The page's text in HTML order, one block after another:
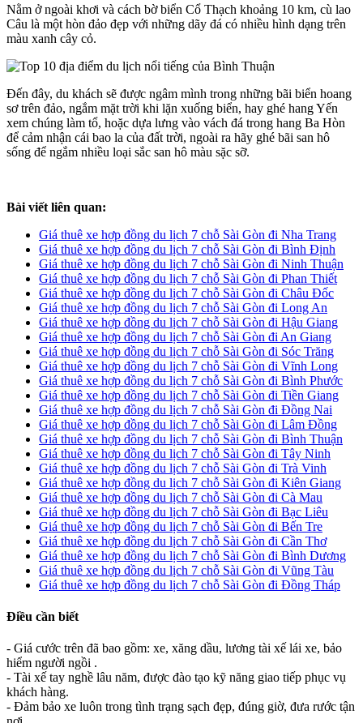
Nằm ở ngoài khơi và cách bờ biển Cổ Thạch khoảng 10 km, cù lao
Câu là một hòn đảo đẹp với những dãy đá có nhiều hình dạng trên
màu xanh cây cỏ.
Đến đây, du khách sẽ được ngâm mình trong những bãi biển hoang
sơ trên đảo, ngắm mặt trời khi lặn xuống biển, hay ghé hang Yến
xem chúng làm tổ, hoặc dựa lưng vào vách đá trong hang Ba Hòn
để cảm nhận cái bao la của đất trời, ngoài ra hãy ghé bãi san hô
sống để ngắm nhiều loại sắc san hô màu sặc sỡ.
Bài viết liên quan:
Giá thuê xe hợp đồng du lịch 7 chỗ Sài Gòn đi Nha Trang
Giá thuê xe hợp đồng du lịch 7 chỗ Sài Gòn đi Bình Định
Giá thuê xe hợp đồng du lịch 7 chỗ Sài Gòn đi Ninh Thuận
Giá thuê xe hợp đồng du lịch 7 chỗ Sài Gòn đi Phan Thiết
Giá thuê xe hợp đồng du lịch 7 chỗ Sài Gòn đi Châu Đốc
Giá thuê xe hợp đồng du lịch 7 chỗ Sài Gòn đi Long An
Giá thuê xe hợp đồng du lịch 7 chỗ Sài Gòn đi Hậu Giang
Giá thuê xe hợp đồng du lịch 7 chỗ Sài Gòn đi An Giang
Giá thuê xe hợp đồng du lịch 7 chỗ Sài Gòn đi Sóc Trăng
Giá thuê xe hợp đồng du lịch 7 chỗ Sài Gòn đi Vĩnh Long
Giá thuê xe hợp đồng du lịch 7 chỗ Sài Gòn đi Bình Phước
Giá thuê xe hợp đồng du lịch 7 chỗ Sài Gòn đi Tiền Giang
Giá thuê xe hợp đồng du lịch 7 chỗ Sài Gòn đi Đồng Nai
Giá thuê xe hợp đồng du lịch 7 chỗ Sài Gòn đi Lâm Đồng
Giá thuê xe hợp đồng du lịch 7 chỗ Sài Gòn đi Bình Thuận
Giá thuê xe hợp đồng du lịch 7 chỗ Sài Gòn đi Tây Ninh
Giá thuê xe hợp đồng du lịch 7 chỗ Sài Gòn đi Trà Vinh
Giá thuê xe hợp đồng du lịch 7 chỗ Sài Gòn đi Kiên Giang
Giá thuê xe hợp đồng du lịch 7 chỗ Sài Gòn đi Cà Mau
Giá thuê xe hợp đồng du lịch 7 chỗ Sài Gòn đi Bạc Liêu
Giá thuê xe hợp đồng du lịch 7 chỗ Sài Gòn đi Bến Tre
Giá thuê xe hợp đồng du lịch 7 chỗ Sài Gòn đi Cần Thơ
Giá thuê xe hợp đồng du lịch 7 chỗ Sài Gòn đi Bình Dương
Giá thuê xe hợp đồng du lịch 7 chỗ Sài Gòn đi Vũng Tàu
Giá thuê xe hợp đồng du lịch 7 chỗ Sài Gòn đi Đồng Tháp
Điều cần biết
- Giá cước trên đã bao gồm: xe, xăng dầu, lương tài xế lái xe, bảo
hiểm người ngồi .
- Tài xế tay nghề lâu năm, được đào tạo kỹ năng giao tiếp phục vụ
khách hàng.
- Đảm bảo xe luôn trong tình trạng sạch đẹp, đúng giờ, đưa rước tận